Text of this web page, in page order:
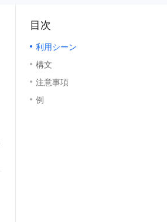
目次
利用シーン
構文
注意事項
例